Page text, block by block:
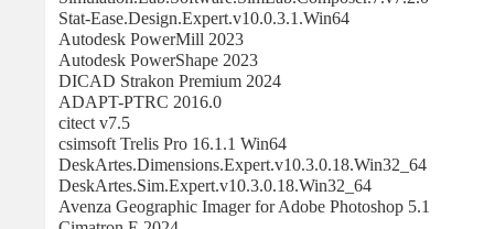
Stat-Ease.Design.Expert.v10.0.3.1.Win64
Autodesk PowerMill 2023
Autodesk PowerShape 2023
DICAD Strakon Premium 2024
ADAPT-PTRC 2016.0
citect v7.5
csimsoft Trelis Pro 16.1.1 Win64
DeskArtes.Dimensions.Expert.v10.3.0.18.Win32_64
DeskArtes.Sim.Expert.v10.3.0.18.Win32_64
Avenza Geographic Imager for Adobe Photoshop 5.1